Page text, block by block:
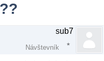
sub7
Návštevník